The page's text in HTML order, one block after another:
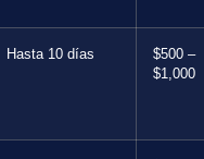
Hasta 10 días
$500 –
$1,000